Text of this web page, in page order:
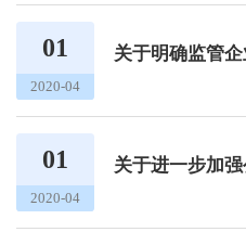
01
2020-04
01
2020-04